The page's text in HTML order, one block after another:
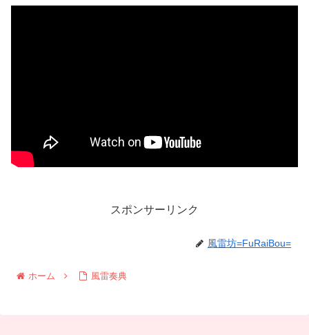
スポンサーリンク
風雷坊=FuRaiBou=
ホーム 風雷奏典